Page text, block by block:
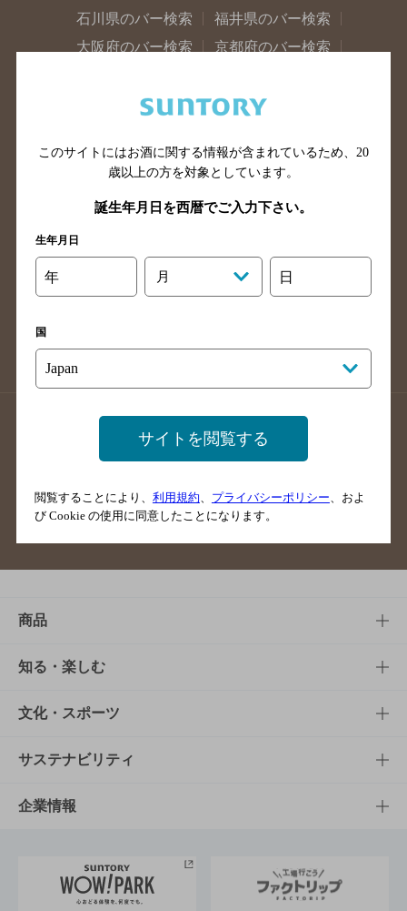
石川県のバー検索
福井県のバー検索
大阪府のバー検索
京都府のバー検索
滋賀県のバー検索
和歌山県のバー検索
山口県のバー検索
鳥取県のバー検索
香川県のバー検索
愛媛県のバー検索
高知県のバー検索
長崎県のバー検索
佐賀県のバー検索
大分県のバー検索
熊本県のバー検索
商品
商品TOP
商品一覧
商品発売情報
栄養成分一覧
知る・楽しむ
知る・楽しむTOP
キャンペーン
工場見学
地域情報
文化・スポーツ
文化・スポーツTOP
サントリーホール
サントリーサンバーズ大阪
サステナビリティ
サステナビリティTOP
サントリーが考えるサステナビリティ経営
企業情報
企業概要
このサイトにはお酒に関する情報が含まれているため、 20
歳以上の方を対象としています。
誕生年月日を西暦でご入力下さい。
生年月日
年 月 日
国
サイトを閲覧する
閲覧することにより、 利用規約、 プライバシーポリシー、およ
び Cookie の使用に同意したことになります。